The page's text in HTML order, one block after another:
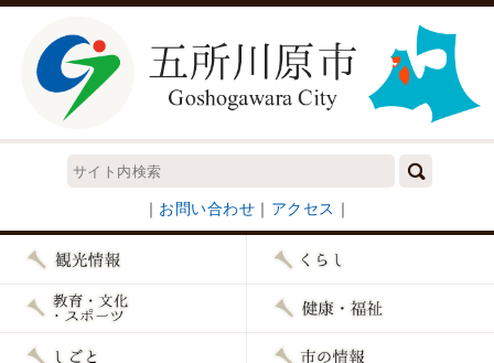
｜ お問い合わせ ｜ アクセス ｜